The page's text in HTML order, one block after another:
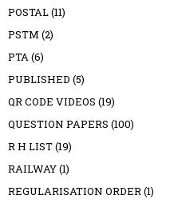
POSTAL(11)
PSTM (2)
PTA(6)
PUBLISHED (5)
QR CODE VIDEOS (19)
QUESTION PAPERS (100)
R H LIST(19)
RAILWAY(1)
REGULARISATION ORDER(1)